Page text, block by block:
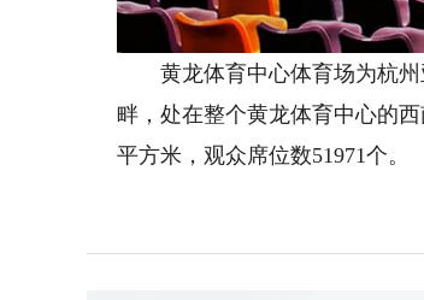
黄龙体育中心体育场为杭州
畔，处在整个黄龙体育中心的
平方米，观众席位数51971个。